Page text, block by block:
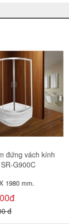
đứng vách kính
G900
1980 mm.
đ